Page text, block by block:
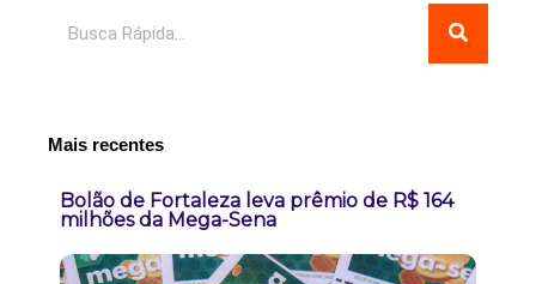
Mais recentes
Bolão de Fortaleza leva prêmio de R$ 164
milhões da Mega-Sena